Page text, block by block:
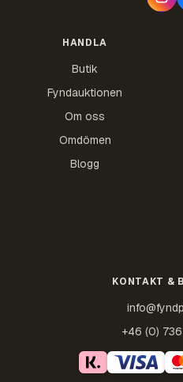
HANDLA
Butik
Fyndauktionen
Om oss
Omdömen
Blogg
KONTAKT &
+46 (0)